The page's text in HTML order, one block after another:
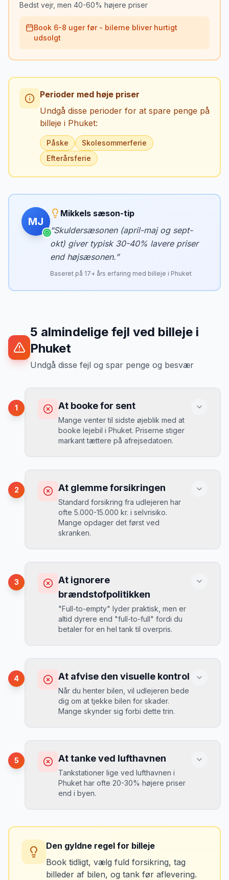
Bedst vejr, men 40-60% højere priser
Book 6-8 uger før - bilerne bliver hurtigt
udsolgt
Perioder med høje priser
Undgå disse perioder for at spare penge på
billeje i Phuket:
Påske
Skolesommerferie
Efterårsferie
MJ
Mikkels sæson-tip
“Skuldersæsonen (april-maj og sept-
okt) giver typisk 30-40% lavere priser
end højsæsonen.”
Baseret på 17+ års erfaring med billeje i Phuket
5 almindelige fejl ved billeje i
Phuket
Undgå disse fejl og spar penge og besvær
1 At booke for sent
Mange venter til sidste øjeblik med at
booke lejebil i Phuket. Priserne stiger
markant tættere på afrejsedatoen.
Du betaler 30-50% mere, og de bedste
biler er udsolgt.
Løsning
MJ
Mikkels erfaring
“I august 2024 så jeg priserne i Phuket
stige fra 189 kr/dag til 349 kr/dag på
bare 2 uger. Book tidligt! ”
2 At glemme forsikringen
Standard forsikring fra udlejeren har
ofte 5.000-15.000 kr. i selvrisiko.
Mange opdager det først ved
skranken.
Ved selv en mindre skade kan du blive
opkrævet tusindvis af kroner.
Løsning
Book altid med fuld kaskoforsikring uden
MJ
Mikkels erfaring September 2023
“ En lille bule i døren kostede mig 8.000
kr. i selvrisiko. Siden har jeg altid
3
At ignorere
brændstofpolitikken
"Full-to-empty" lyder praktisk, men er
altid dyrere end "full-to-full" fordi du
betaler for en hel tank til overpris.
Du betaler 20-30% mere for brændstof,
da udlejeren tager høje benzinpriser.
Løsning
4 At afvise den visuelle kontrol
Når du henter bilen, vil udlejeren bede
dig om at tjekke bilen for skader.
Mange skynder sig forbi dette trin.
Du kan blive opkrævet for skader, der
var der før du fik bilen.
Løsning
brændstofmåleren.
Mikkels erfaring Oktober 2024
5 At tanke ved lufthavnen
Tankstationer lige ved lufthavnen i
Phuket har ofte 20-30% højere priser
end i byen.
sidste tankning.
Den gyldne regel for billeje
Book tidligt, vælg fuld forsikring, tag
billeder af bilen, og tank før aflevering.